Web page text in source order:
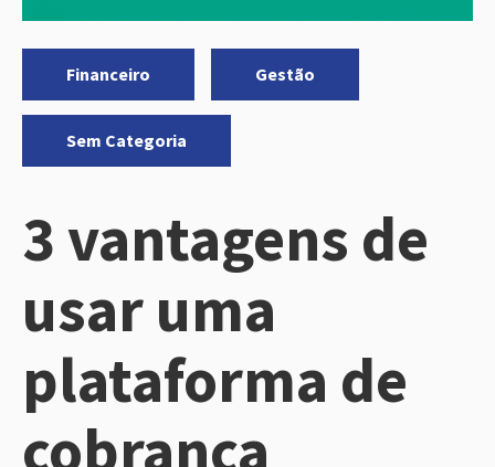
Financeiro Gestão
Sem Categoria
3 vantagens de
usar uma
plataforma de
cobrança